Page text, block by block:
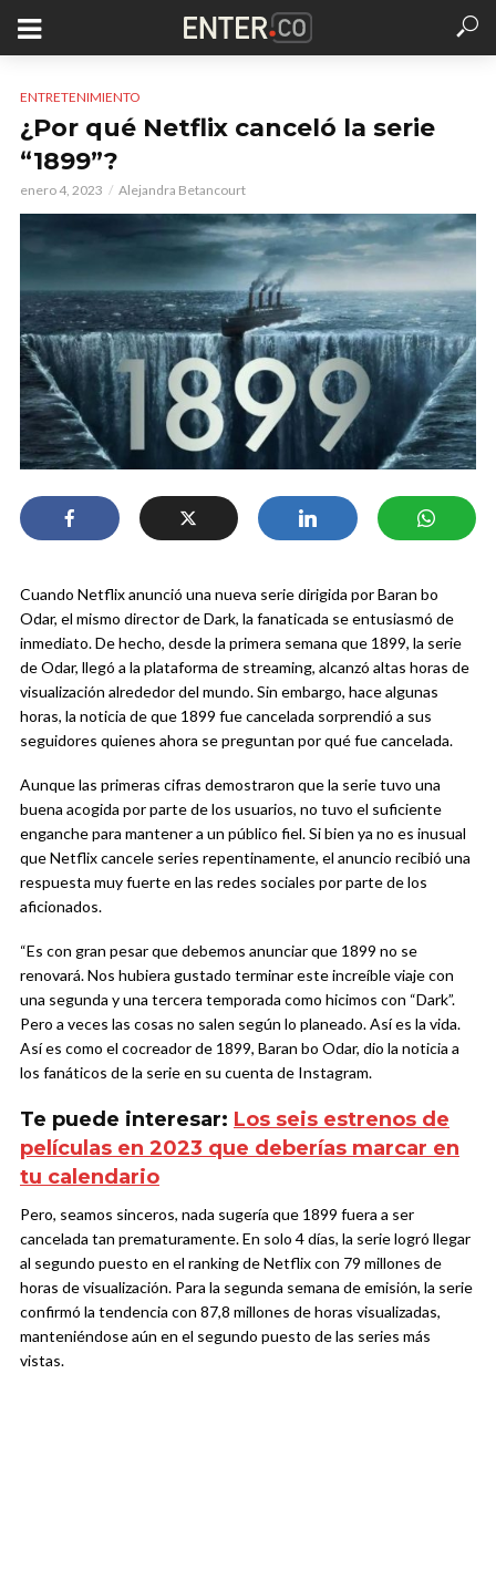
ENTRETENIMIENTO
¿Por qué Netflix canceló la serie
“1899”?
enero 4, 2023 Alejandra Betancourt
Cuando Netflix anunció una nueva serie dirigida por Baran bo
Odar, el mismo director de Dark, la fanaticada se entusiasmó de
inmediato. De hecho, desde la primera semana que 1899, la serie
de Odar, llegó a la plataforma de streaming, alcanzó altas horas de
visualización alrededor del mundo. Sin embargo, hace algunas
horas, la noticia de que 1899 fue cancelada sorprendió a sus
seguidores quienes ahora se preguntan por qué fue cancelada.
Aunque las primeras cifras demostraron que la serie tuvo una
buena acogida por parte de los usuarios, no tuvo el suficiente
enganche para mantener a un público fiel. Si bien ya no es inusual
que Netflix cancele series repentinamente, el anuncio recibió una
respuesta muy fuerte en las redes sociales por parte de los
aficionados.
“Es con gran pesar que debemos anunciar que 1899 no se
renovará. Nos hubiera gustado terminar este increíble viaje con
una segunda y una tercera temporada como hicimos con “Dark”.
Pero a veces las cosas no salen según lo planeado. Así es la vida.
Así es como el cocreador de 1899, Baran bo Odar, dio la noticia a
los fanáticos de la serie en su cuenta de Instagram.
Te puede interesar: Los seis estrenos de
películas en 2023 que deberías marcar en
tu calendario
Pero, seamos sinceros, nada sugería que 1899 fuera a ser
cancelada tan prematuramente. En solo 4 días, la serie logró llegar
al segundo puesto en el ranking de Netflix con 79 millones de
horas de visualización. Para la segunda semana de emisión, la serie
confirmó la tendencia con 87,8 millones de horas visualizadas,
manteniéndose aún en el segundo puesto de las series más
vistas.